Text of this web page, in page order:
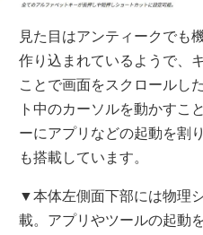
見た目はアンティークでも
作り込まれているようで、
ことで画面をスクロールし
ト中のカーソルを動かすこ
ーにアプリなどの起動を割
も搭載しています。
▼本体左側面下部には物理
載。アプリやツールの起動